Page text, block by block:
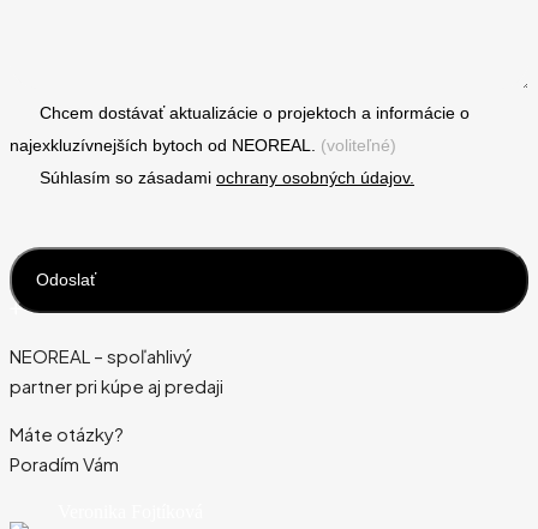
Chcem dostávať aktualizácie o projektoch a informácie o
najexkluzívnejších bytoch od NEOREAL. (voliteľné)
Súhlasím so zásadami ochrany osobných údajov.
NEOREAL – spoľahlivý
partner pri kúpe aj predaji
Máte otázky?
Poradím Vám